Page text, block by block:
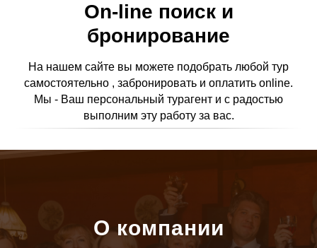
On-line поиск и
бронирование
На нашем сайте вы можете подобрать любой тур
самостоятельно , забронировать и оплатить online.
Мы - Ваш персональный турагент и с радостью
выполним эту работу за вас.
О компании